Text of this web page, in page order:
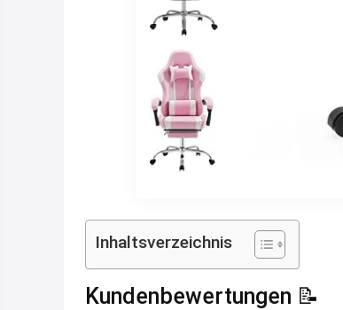
Inhaltsverzeichnis
Kundenbewertungen 📝